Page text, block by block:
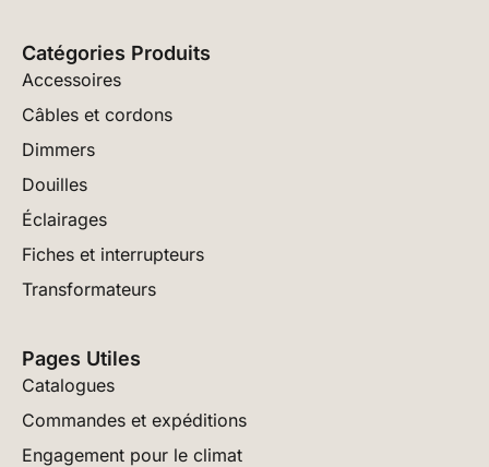
Catégories Produits
Accessoires
Câbles et cordons
Dimmers
Douilles
Éclairages
Fiches et interrupteurs
Transformateurs
Pages Utiles
Catalogues
Commandes et expéditions
Engagement pour le climat